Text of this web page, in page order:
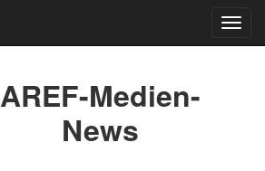
AREF-Medien-
News